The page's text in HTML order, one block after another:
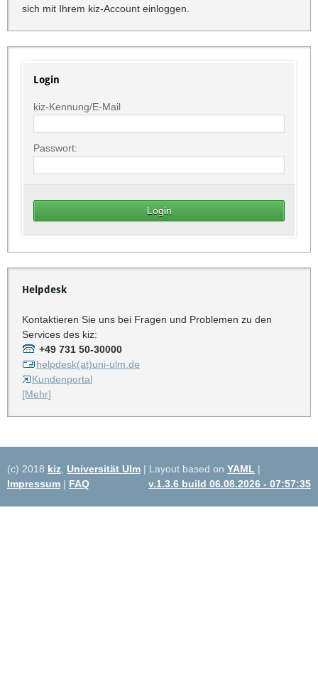
sich mit Ihrem kiz-Account einloggen.
Login
kiz-Kennung/E-Mail
Passwort:
Helpdesk
Kontaktieren Sie uns bei Fragen und Problemen zu den
Services des kiz:
+49 731 50-30000
helpdesk(at)uni-ulm.de
Kundenportal
[Mehr]
(c) 2018 kiz Universität Ulm | Layout based on YAML |
Impressum | FAQ v.1.3.6 build 06.08.2026 - 07:57:35